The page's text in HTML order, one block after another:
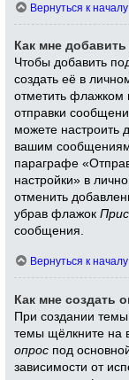
Вернуться к началу
Как мне
Чтобы добавить
создать её в
отметить флажком
отправки
можете настроить
вашим
параграфе
настройки» в
отменить
убрав флажок
сообщения.
Вернуться к началу
Как мне создать
При создании
темы щёлкните на
опрос под
зависимости от